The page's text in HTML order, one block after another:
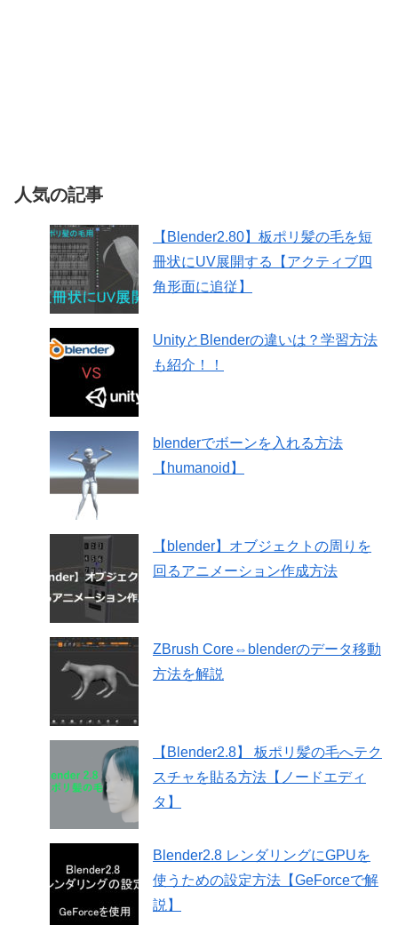
人気の記事
【Blender2.80】板ポリ髪の毛を短
冊状にUV展開する【アクティブ四
角形面に追従】
UnityとBlenderの違いは？学習方法
も紹介！！
blenderでボーンを入れる方法
【humanoid】
【blender】オブジェクトの周りを
回るアニメーション作成方法
ZBrush Core⇔blenderのデータ移動
方法を解説
【Blender2.8】 板ポリ髪の毛へテク
スチャを貼る方法【ノードエディ
タ】
Blender2.8 レンダリングにGPUを
使うための設定方法【GeForceで解
説】